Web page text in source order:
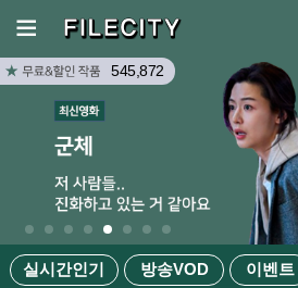
실시간인기 방송VOD 이벤트
545,872